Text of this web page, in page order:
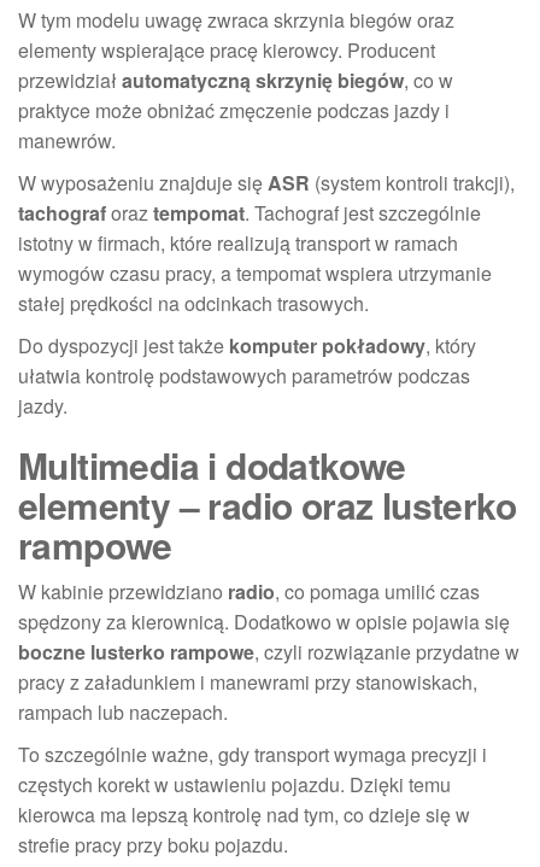
W tym modelu uwagę zwraca skrzynia biegów oraz
elementy wspierające pracę kierowcy. Producent
przewidział automatyczną skrzynię biegów, co w
praktyce może obniżać zmęczenie podczas jazdy i
manewrów.
W wyposażeniu znajduje sięASR (system kontroli trakcji),
tachograforaztempomat. Tachograf jest szczególnie
istotny w firmach, które realizują transport w ramach
wymogów czasu pracy, a tempomat wspiera utrzymanie
stałej prędkości na odcinkach trasowych.
Do dyspozycji jest także komputer pokładowy, który
ułatwia kontrolę podstawowych parametrów podczas
jazdy.
Multimedia i dodatkowe
elementy – radio oraz lusterko
rampowe
W kabinie przewidziano radio, co pomaga umilić czas
spędzony za kierownicą. Dodatkowo w opisie pojawia się
boczne lusterko rampowe, czyli rozwiązanie przydatne w
pracy z załadunkiem i manewrami przy stanowiskach,
rampach lub naczepach.
To szczególnie ważne, gdy transport wymaga precyzji i
częstych korekt w ustawieniu pojazdu. Dzięki temu
kierowca ma lepszą kontrolę nad tym, co dzieje się w
strefie pracy przy boku pojazdu.